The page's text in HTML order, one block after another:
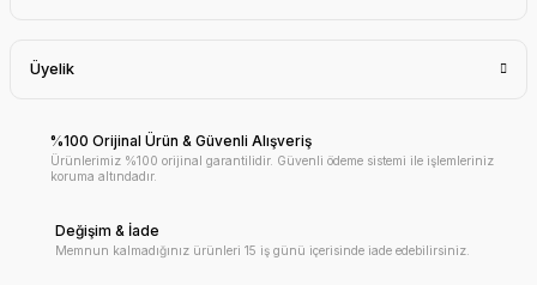
Üyelik
%100 Orijinal Ürün & Güvenli Alışveriş
Ürünlerimiz %100 orijinal garantilidir. Güvenli ödeme sistemi ile işlemleriniz
koruma altındadır.
Değişim & İade
Memnun kalmadığınız ürünleri 15 iş günü içerisinde iade edebilirsiniz.